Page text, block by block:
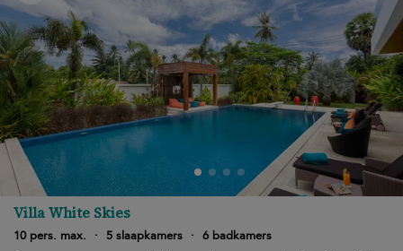
Villa White Skies
10 pers. max. · 5 slaapkamers · 6 badkamers